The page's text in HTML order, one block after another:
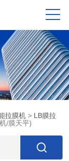
拉膜机 > LB膜拉
/膜天平)